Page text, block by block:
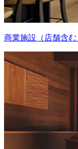
商業施設（店舗含む